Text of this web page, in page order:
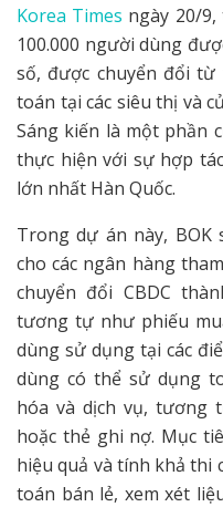
Korea Times ngày 20/
100.000 người dùng
số, được chuyển đổi
toán tại các siêu thị và
Sáng kiến là một phần
thực hiện với sự hợp
lớn nhất Hàn Quốc.
Trong dự án này, BOK
cho các ngân hàng
chuyển đổi CBDC
tương tự như phiếu
dùng sử dụng tại các
dùng có thể sử dụng
hóa và dịch vụ, tương
hoặc thẻ ghi nợ. Mục
hiệu quả và tính khả thi
toán bán lẻ, xem xét